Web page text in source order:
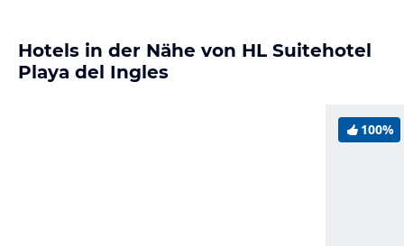
Hotels in der Nähe von HL Suitehotel
Playa del Ingles
100%